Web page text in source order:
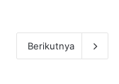
Berikutnya